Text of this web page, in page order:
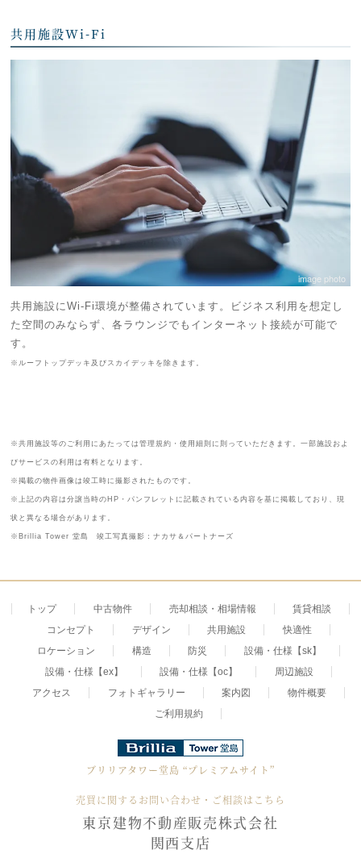
共用施設Wi-Fi
image photo
共用施設にWi-Fi環境が整備されています。ビジネス利用を想定し
た空間のみならず、各ラウンジでもインターネット接続が可能で
す。
※ルーフトップデッキ及びスカイデッキを除きます。
※共用施設等のご利用にあたっては管理規約・使用細則に則っていただきます。一部施設およ
びサービスの利用は有料となります。
※掲載の物件画像は竣工時に撮影されたものです。
※上記の内容は分譲当時のHP・パンフレットに記載されている内容を基に掲載しており、現
状と異なる場合があります。
※Brillia Tower 堂島 竣工写真撮影：ナカサ＆パートナーズ
トップ 中古物件 売却相談・相場情報
賃貸相談
コンセプト
デザイン 共用施設
快適性
ロケーション
構造 防災
設備・仕様【sk】
設備・仕様【ex】
設備・仕様【oc】
周辺施設
アクセス
フォトギャラリー 案内図
物件概要
ご利用規約
ブリリアタワー堂島 “プレミアムサイト”
売買に関するお問い合わせ・ご相談はこちら
東京建物不動産販売株式会社
関西支店